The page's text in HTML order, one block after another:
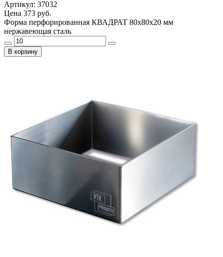
Артикул: 37032
Цена 373 руб.
Форма перфорированная КВАДРАТ 80х80х20 мм
нержавеющая сталь
В корзину